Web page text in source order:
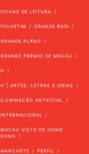
FICHAS DE LEITURA
FOLHETIM GRANDE BAÍA
GRANDE PLANO
GRANDE PRÉMIO DE MACAU
H
H | ARTES, LETRAS E IDEIAS
ILUMINAÇÃO ARTIFICIAL
INTERNACIONAL
MACAU VISTO DE HONG
KONG
MANCHETE PERFIL